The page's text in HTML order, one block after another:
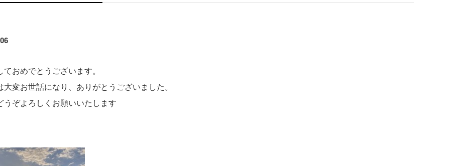
ておめでとうございます。
大変お世話になり、ありがとうございました。
うぞよろしくお願いいたします